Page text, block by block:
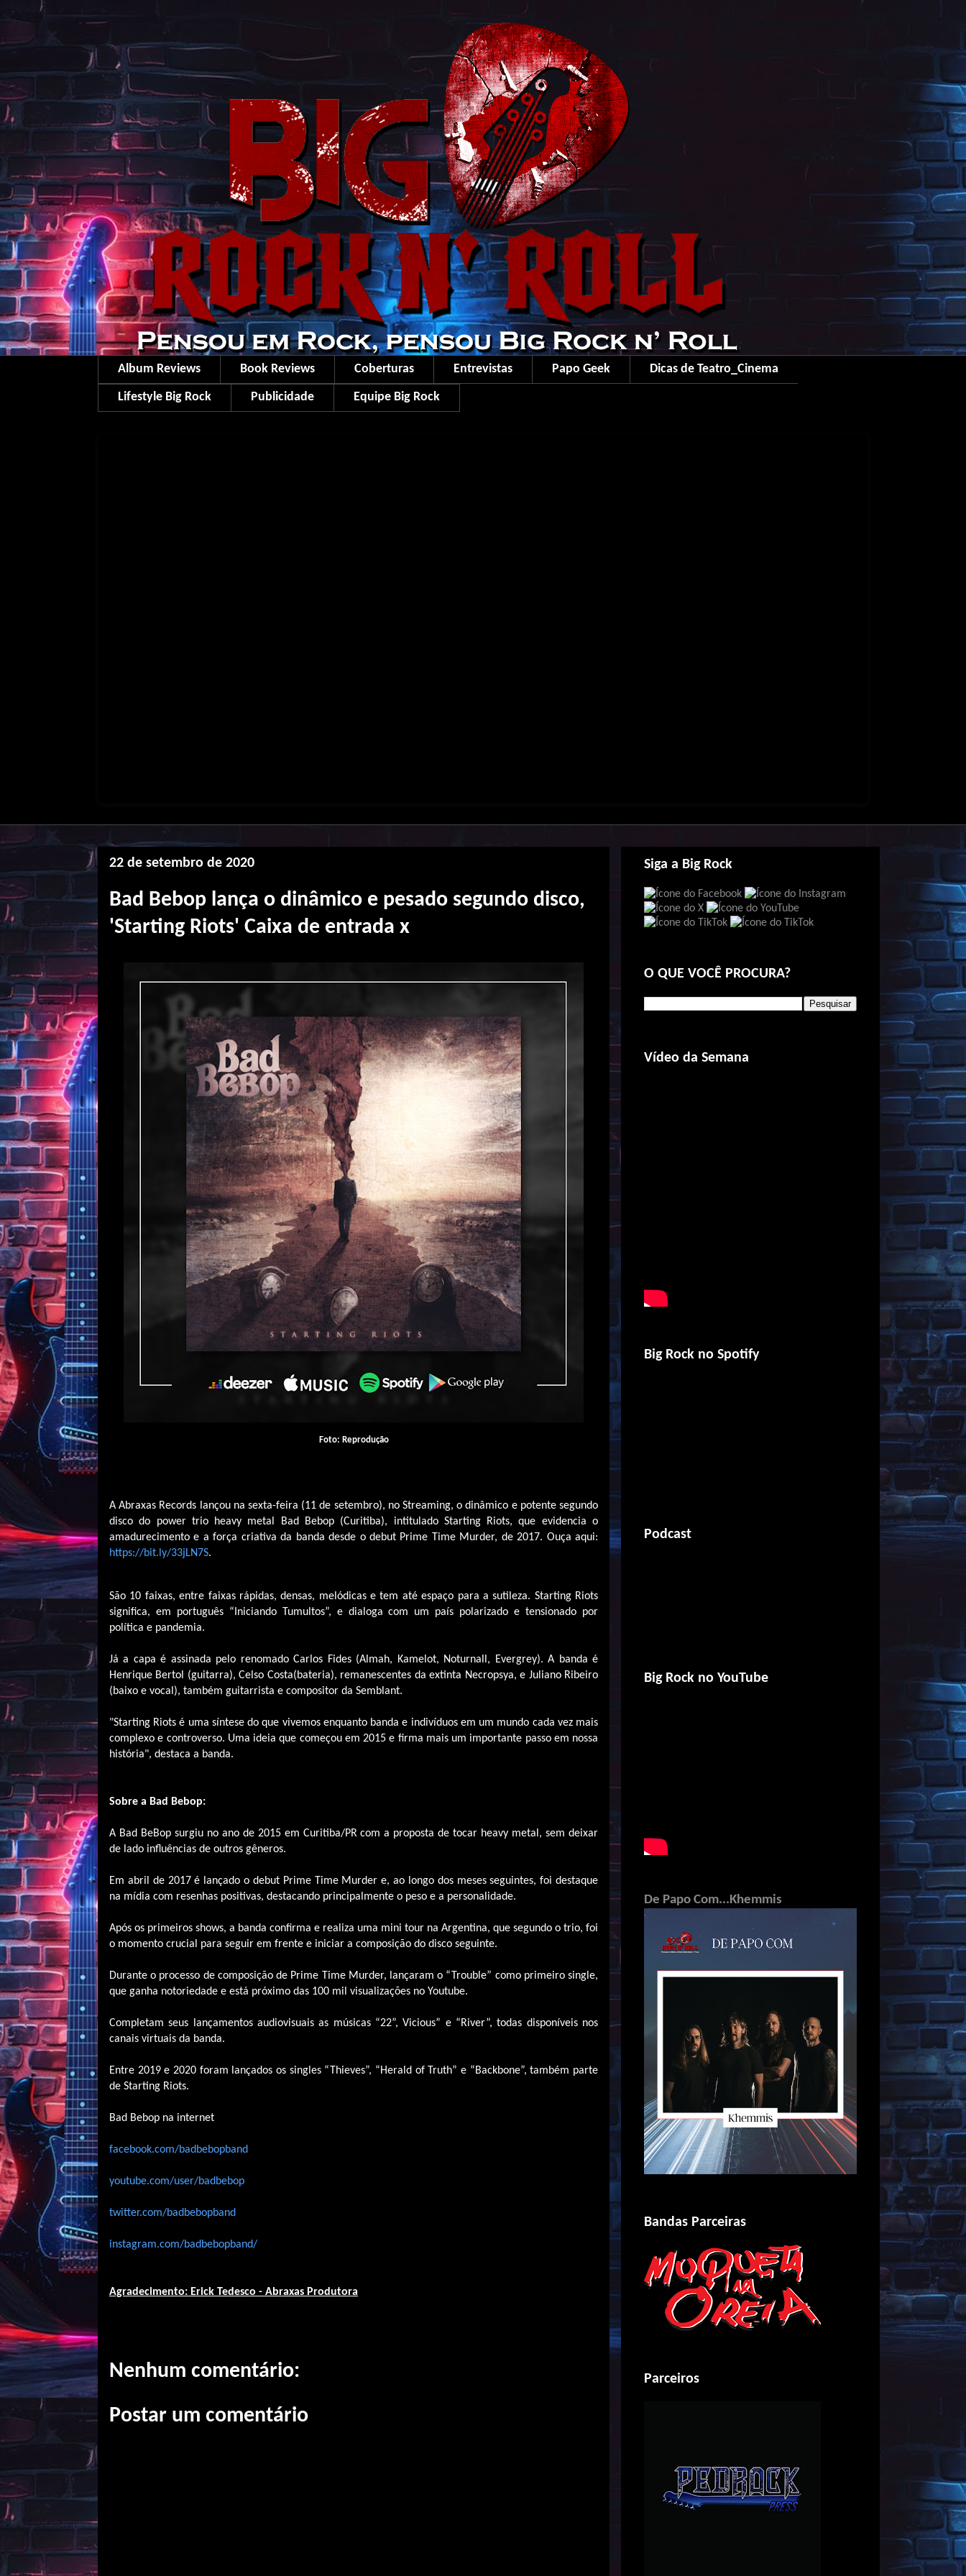
Album Reviews Book Reviews Coberturas Entrevistas Papo Geek Dicas de Teatro_Cinema
Lifestyle Big Rock Publicidade Equipe Big Rock
22 de setembro de 2020
Bad Bebop lança o dinâmico e pesado segundo disco,
'Starting Riots' Caixa de entrada x
Foto: Reprodução
A Abraxas Records lançou na sexta-feira (11 de setembro), no Streaming, o dinâmico e potente segundo
disco do power trio heavy metal Bad Bebop (Curitiba), intitulado Starting Riots, que evidencia o
amadurecimento e a força criativa da banda desde o debut Prime Time Murder, de 2017. Ouça aqui:
https://bit.ly/33jLN7S.
São 10 faixas, entre faixas rápidas, densas, melódicas e tem até espaço para a sutileza. Starting Riots
significa, em português “Iniciando Tumultos”, e dialoga com um país polarizado e tensionado por
política e pandemia.
Já a capa é assinada pelo renomado Carlos Fides (Almah, Kamelot, Noturnall, Evergrey). A banda é
Henrique Bertol (guitarra), Celso Costa(bateria), remanescentes da extinta Necropsya, e Juliano Ribeiro
(baixo e vocal), também guitarrista e compositor da Semblant.
"Starting Riots é uma síntese do que vivemos enquanto banda e indivíduos em um mundo cada vez mais
complexo e controverso. Uma ideia que começou em 2015 e firma mais um importante passo em nossa
história", destaca a banda.
Sobre a Bad Bebop:
A Bad BeBop surgiu no ano de 2015 em Curitiba/PR com a proposta de tocar heavy metal, sem deixar
de lado influências de outros gêneros.
Em abril de 2017 é lançado o debut Prime Time Murder e, ao longo dos meses seguintes, foi destaque
na mídia com resenhas positivas, destacando principalmente o peso e a personalidade.
Após os primeiros shows, a banda confirma e realiza uma mini tour na Argentina, que segundo o trio, foi
o momento crucial para seguir em frente e iniciar a composição do disco seguinte.
Durante o processo de composição de Prime Time Murder, lançaram o “Trouble” como primeiro single,
que ganha notoriedade e está próximo das 100 mil visualizações no Youtube.
Completam seus lançamentos audiovisuais as músicas “22”, Vicious” e “River”, todas disponíveis nos
canais virtuais da banda.
Entre 2019 e 2020 foram lançados os singles “Thieves”, “Herald of Truth” e “Backbone”, também parte
de Starting Riots.
Bad Bebop na internet
facebook.com/badbebopband
youtube.com/user/badbebop
twitter.com/badbebopband
instagram.com/badbebopband/
Agradecimento: Erick Tedesco - Abraxas Produtora
Nenhum comentário:
Postar um comentário
Siga a Big Rock
O QUE VOCÊ PROCURA?
Vídeo da Semana
Big Rock no Spotify
Podcast
Big Rock no YouTube
De Papo Com...Khemmis
Bandas Parceiras
Parceiros